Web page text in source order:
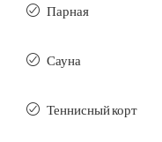
Парная
Сауна
Теннисный корт